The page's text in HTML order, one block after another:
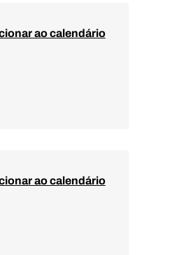
ao calendário
ao calendário